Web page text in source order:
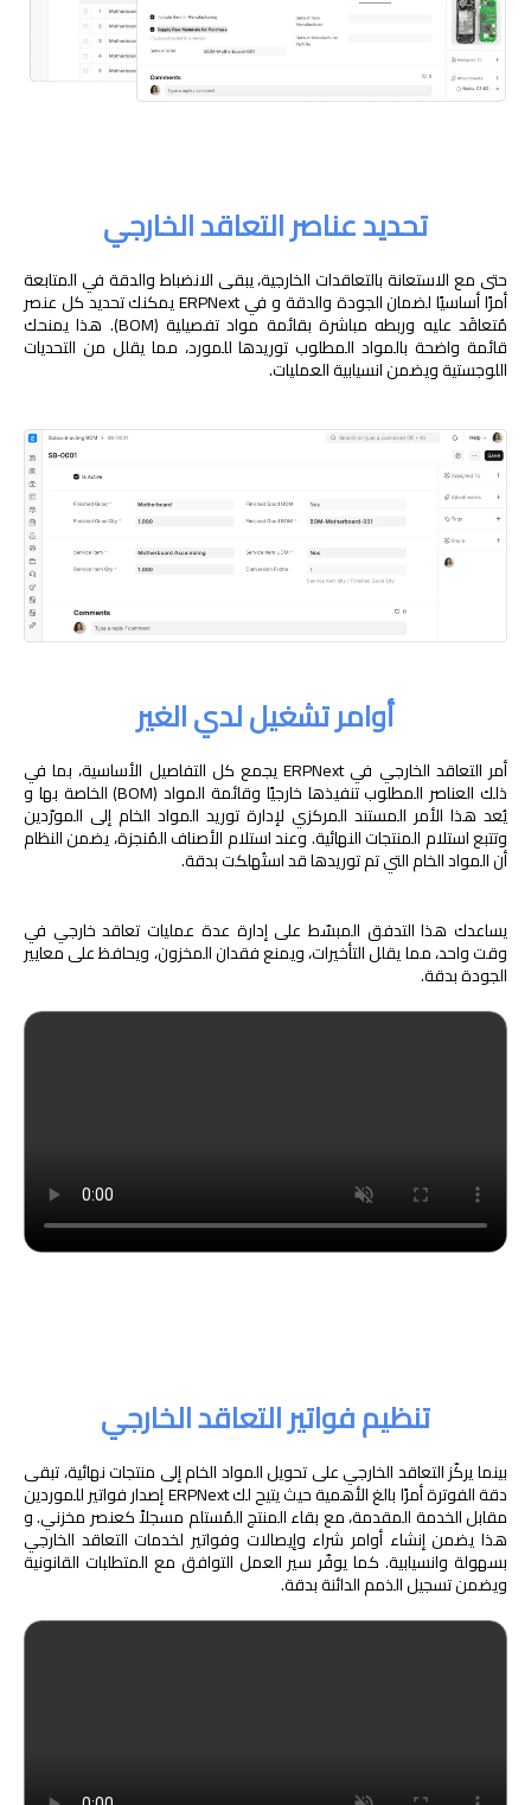
تحديد عناصر التعاقد الخارجي
حتى مع الاستعانة بالتعاقدات الخارجية، يبقى الانضباط والدقة في المتابعة
أمرًا أساسيًا لضمان الجودة والدقة و في ERPNext يمكنك تحديد كل عنصر
مُتعاقَد عليه وربطه مباشرة بقائمة مواد تفصيلية (BOM). هذا يمنحك
قائمة واضحة بالمواد المطلوب توريدها للمورد، مما يقلل من التحديات
اللوجستية ويضمن انسيابية العمليات.
أوامر تشغيل لدي الغير
أمر التعاقد الخارجي في ERPNext يجمع كل التفاصيل الأساسية، بما في
ذلك العناصر المطلوب تنفيذها خارجيًا وقائمة المواد (BOM) الخاصة بها و
يُعد هذا الأمر المستند المركزي لإدارة توريد المواد الخام إلى المورّدين
وتتبع استلام المنتجات النهائية. وعند استلام الأصناف المُنجزة، يضمن النظام
أن المواد الخام التي تم توريدها قد استُهلكت بدقة.
يساعدك هذا التدفق المبسّط على إدارة عدة عمليات تعاقد خارجي في
وقت واحد، مما يقلل التأخيرات، ويمنع فقدان المخزون، ويحافظ على معايير
الجودة بدقة.
تنظيم فواتير التعاقد الخارجي
بينما يركّز التعاقد الخارجي على تحويل المواد الخام إلى منتجات نهائية، تبقى
دقة الفوترة أمرًا بالغ الأهمية حيث يتيح لك ERPNext إصدار فواتير للموردين
مقابل الخدمة المقدمة، مع بقاء المنتج المُستلم مسجلاً كعنصر مخزني. و
هذا يضمن إنشاء أوامر شراء وإيصالات وفواتير لخدمات التعاقد الخارجي
بسهولة وانسيابية. كما يوفّر سير العمل التوافق مع المتطلبات القانونية
ويضمن تسجيل الذمم الدائنة بدقة.